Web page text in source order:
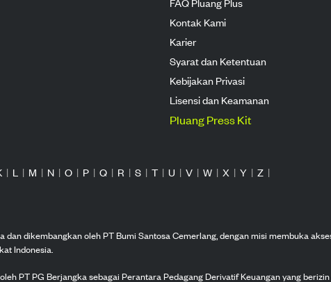
Kontak Kami
Karier
Syarat dan Ketentuan
Kebijakan Privasi
Lisensi dan Keamanan
Pluang Press Kit
| L | M | N | O | P | Q | R | S | T | U | V | W | X | Y | Z |
dan dikembangkan oleh PT Bumi Santosa Cemerlang, dengan misi membuka
Indonesia.
PT PG Berjangka sebagai Perantara Pedagang Derivatif Keuangan yang